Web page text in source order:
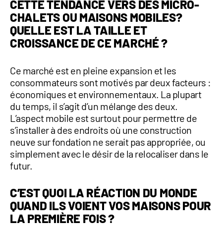
CETTE TENDANCE VERS DES MICRO-
CHALETS OU MAISONS MOBILES?
QUELLE EST LA TAILLE ET
CROISSANCE DE CE MARCHÉ ?
Ce marché est en pleine expansion et les
consommateurs sont motivés par deux facteurs :
économiques et environnementaux. La plupart
du temps, il s’agit d’un mélange des deux.
L’aspect mobile est surtout pour permettre de
s’installer à des endroits où une construction
neuve sur fondation ne serait pas appropriée, ou
simplement avec le désir de la relocaliser dans le
futur.
C’EST QUOI LA RÉACTION DU MONDE
QUAND ILS VOIENT VOS MAISONS POUR
LA PREMIÈRE FOIS ?